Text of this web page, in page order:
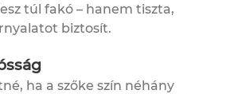
túl fakó – hanem tiszta,
biztosít.
ha a szőke szín néhány